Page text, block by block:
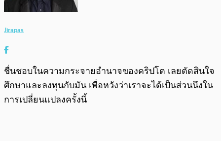
Jirapas
ชื่นชอบในความกระจายอำนาจของคริปโต เลยตัดสินใจ
ศึกษาและลงทุนกับมัน เพื่อหวังว่าเราจะได้เป็นส่วนนึงใน
การเปลี่ยนแปลงครั้งนี้